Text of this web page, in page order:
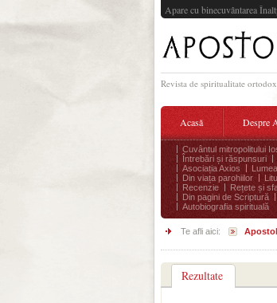
Apare cu binecuvântarea
Revista de spiritualitate
Acasă Despre
Cuvântul mitropolitului
Întrebări și răspunsuri
Asociația Axios
Din viața parohiilor
Recenzie
Rețete și
Din pagini de Scriptură
Autobiografia spirituală
Te afli aici:
Rezultate